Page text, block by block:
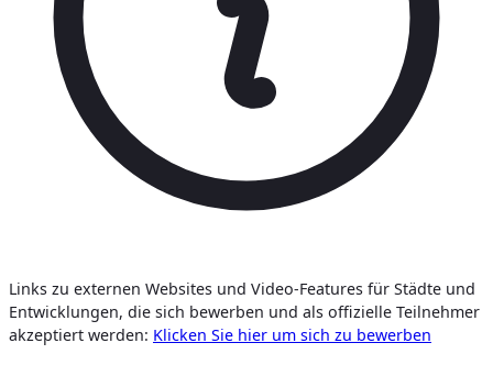
Links zu externen Websites und Video-Features für Städte und
Entwicklungen, die sich bewerben und als offizielle Teilnehmer
akzeptiert werden: Klicken Sie hier um sich zu bewerben